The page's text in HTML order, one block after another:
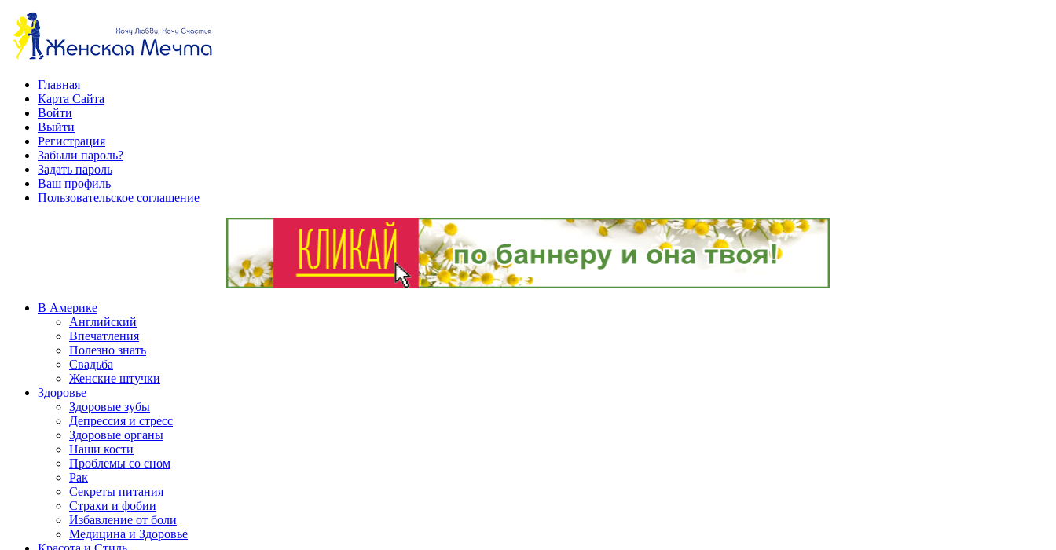
Главная
Карта Сайта
Войти
Выйти
Регистрация
Забыли пароль?
Задать пароль
Ваш профиль
Пользовательское соглашение
В Америке
Английский
Впечатления
Полезно знать
Свадьба
Женские штучки
Здоровье
Здоровые зубы
Депрессия и стресс
Здоровые органы
Наши кости
Проблемы со сном
Рак
Секреты питания
Страхи и фобии
Избавление от боли
Медицина и Здоровье